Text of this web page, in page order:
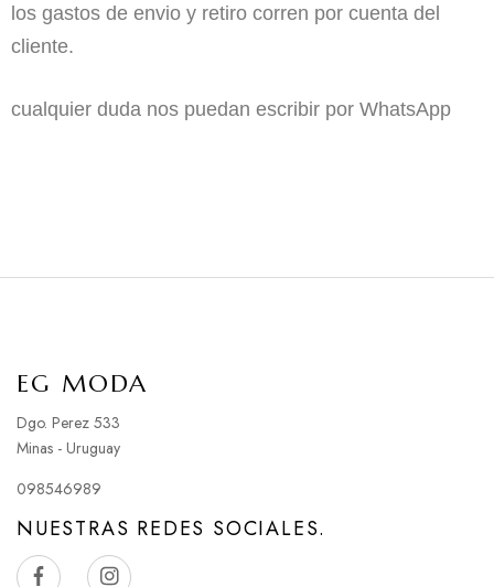
los gastos de envio y retiro corren por cuenta del
cliente.
cualquier duda nos puedan escribir por WhatsApp
EG MODA
Dgo. Perez 533
Minas - Uruguay
098546989
NUESTRAS REDES SOCIALES.